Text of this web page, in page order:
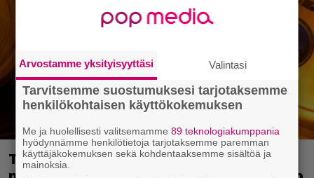
Tänään tv:ssä: Vuoden 2023
Arvostamme yksityisyyttäsi Valintasi
Tarvitsemme suostumuksesi tarjotaksemme
henkilökohtaisen käyttökokemuksen
Me ja huolellisesti valitsemamme89 teknologiakumppania
hyödynnämme henkilötietoja tarjotaksemme paremman
käyttäjäkokemuksen sekä kohdentaaksemme sisältöä ja
mainoksia.